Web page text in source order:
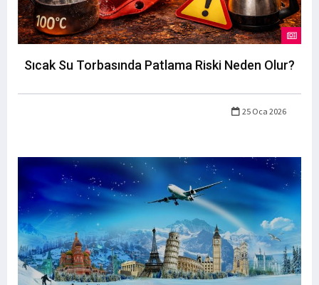
Sıcak Su Torbasında Patlama Riski Neden Olur?
25 Oca 2026